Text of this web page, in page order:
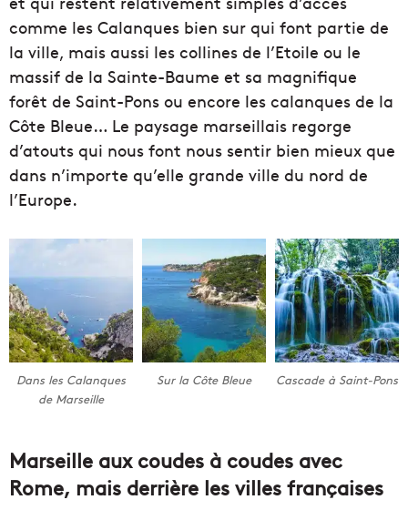
comme les Calanques bien sur qui font partie de
la ville, mais aussi les collines de l’Etoile ou le
massif de la Sainte-Baume et sa magnifique
forêt de Saint-Pons ou encore les calanques de la
Côte Bleue… Le paysage marseillais regorge
d’atouts qui nous font nous sentir bien mieux que
dans n’importe qu’elle grande ville du nord de
l’Europe.
Dans les Calanques
de Marseille
Sur la Côte Bleue Cascade à Saint-Pons
Marseille aux coudes à coudes avec
Rome, mais derrière les villes françaises